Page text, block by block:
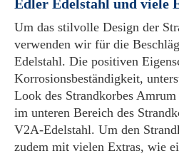
Edler Edelstahl und viele
Um das stilvolle Design der
verwenden wir für die
Edelstahl. Die positiven
Korrosionsbeständigkeit,
Look des Strandkorbes
im unteren Bereich des
V2A-Edelstahl. Um den
zudem mit vielen Extras, wie